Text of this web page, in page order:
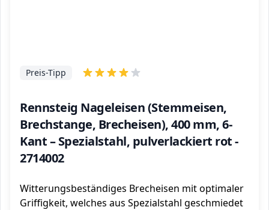
Rennsteig Nageleisen (Stemmeisen,
Brechstange, Brecheisen), 400 mm, 6-
Kant – Spezialstahl, pulverlackiert rot -
2714002
Preis-Tipp
Witterungsbeständiges Brecheisen mit optimaler
Griffigkeit, welches aus Spezialstahl geschmiedet